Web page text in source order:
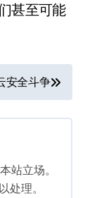
甚至可能
安全斗争
站立场。
处理。